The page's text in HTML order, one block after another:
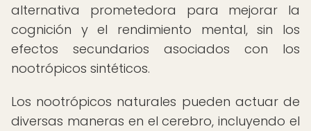
alternativa prometedora para mejorar la
cognición y el rendimiento mental, sin los
efectos secundarios asociados con los
nootrópicos sintéticos.
Los nootrópicos naturales pueden actuar de
diversas maneras en el cerebro, incluyendo el